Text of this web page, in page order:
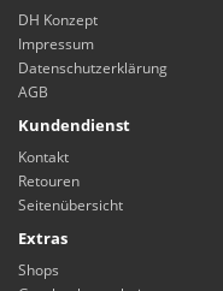
DH Konzept
Impressum
Datenschutzerklärung
AGB
Kundendienst
Kontakt
Retouren
Seitenübersicht
Extras
Shops